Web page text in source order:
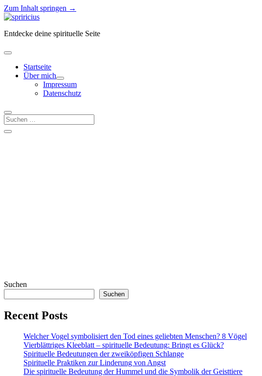
Zum Inhalt springen →
Spiricius
Entdecke deine spirituelle Seite
Menü
öffnenStartseite
Über mich
Menü
öffnen
Impressum
Datenschutz
Suchen
Seitenleiste
Seitenleiste
Suchen
Suchen
Recent Posts
Welcher Vogel symbolisiert den Tod eines geliebten Menschen? 8 Vögel
Vierblättriges Kleeblatt – spirituelle Bedeutung: Bringt es Glück?
Spirituelle Bedeutungen der zweiköpfigen Schlange
Spirituelle Praktiken zur Linderung von Angst
Die spirituelle Bedeutung der Hummel und die Symbolik der Geisttiere